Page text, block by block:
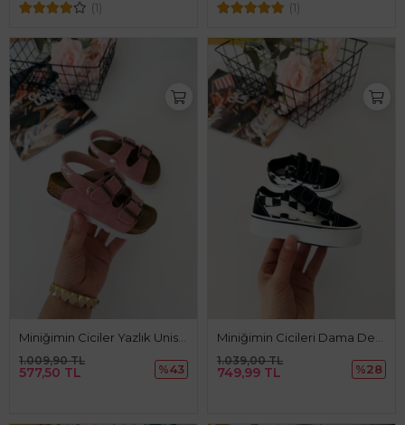
(1) (1)
577,50 TL
1.009,90 TL
%43 749,99 TL
1.039,00 TL
%28